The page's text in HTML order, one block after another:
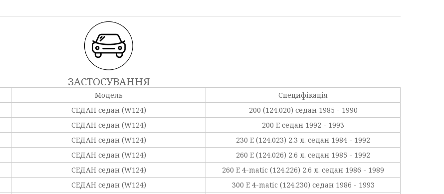
ЗАСТОСУВАННЯ
Модель
Специфікація
СЕДАН седан (W124)
200 (124.020) седан 1985 - 1990
СЕДАН седан (W124)
200 E седан 1992 - 1993
СЕДАН седан (W124)
230 E (124.023) 2.3 л. седан 1984 - 1992
СЕДАН седан (W124)
260 E (124.026) 2.6 л. седан 1985 - 1992
СЕДАН седан (W124)
260 E 4-matic (124.226) 2.6 л. седан 1986 - 1989
СЕДАН седан (W124)
300 E 4-matic (124.230) седан 1986 - 1993